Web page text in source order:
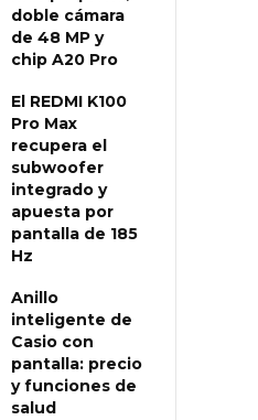
doble cámara
de 48 MP y
chip A20 Pro
El REDMI K100
Pro Max
recupera el
subwoofer
integrado y
apuesta por
pantalla de 185
Hz
Anillo
inteligente de
Casio con
pantalla: precio
y funciones de
salud